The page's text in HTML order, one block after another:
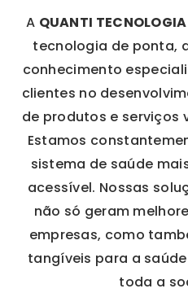
A QUANTI TECNOLOGIA
tecnologia de ponta,
conhecimento
clientes no
de produtos e serviços
Estamos
sistema de saúde
acessível. Nossas
não só geram
empresas, como
tangíveis para a
toda a